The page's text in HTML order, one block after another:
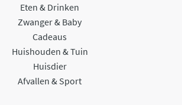
Eten & Drinken
Zwanger & Baby
Cadeaus
Huishouden & Tuin
Huisdier
Afvallen & Sport